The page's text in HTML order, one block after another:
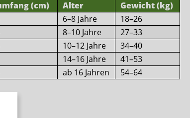
(cm) Alter
Gewicht (kg)
6–8 Jahre
18–26
8–10 Jahre
27–33
10–12 Jahre
34–40
14–16 Jahre
41–53
ab 16 Jahren 54–64